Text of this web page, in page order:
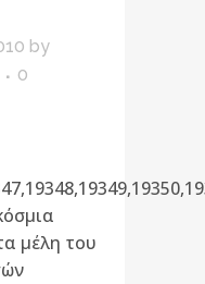
by
0
μέλη του